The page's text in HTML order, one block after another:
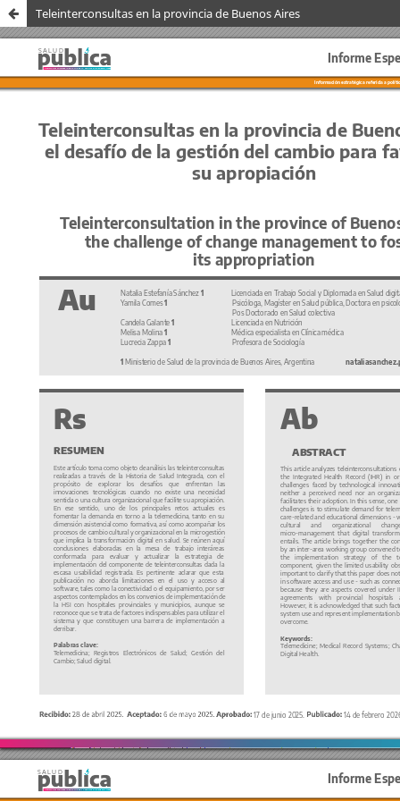
Teleinterconsultas en la provincia de Buenos Aires